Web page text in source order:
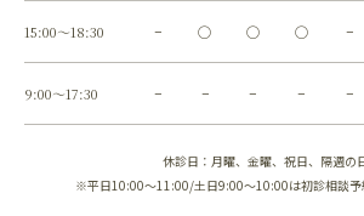
15:00～18:30 − ◯ ◯ ◯ −
9:00～17:30 − − − − −
休診日：月曜、金曜、祝日、隔週の
※平日10:00～11:00/土日9:00～10:00は初診相談予